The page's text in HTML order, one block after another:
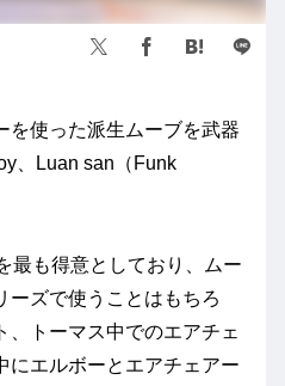
を使った派生ムーブを武器
、Luan san（Funk
最も得意としており、ムー
ーズで使うことはもちろ
、トーマス中でのエアチェ
にエルボーとエアチェアー